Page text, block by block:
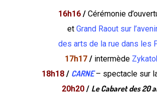
16h16 / Cérémonie
et Grand Raout sur
des arts de la rue dans les
17h17 / intermède
18h18/ CARNE– spectacle sur
20h20/ Le Cabaret des 20